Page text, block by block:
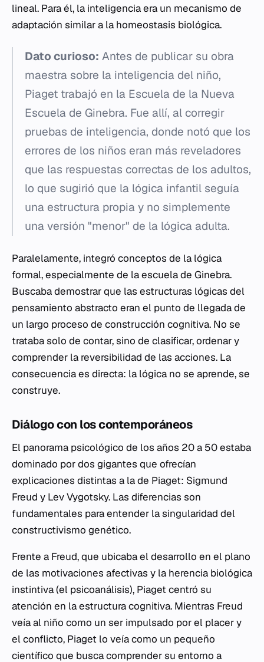
lineal. Para él, la inteligencia era un mecanismo de
adaptación similar a la homeostasis biológica.
Dato curioso: Antes de publicar su obra
maestra sobre la inteligencia del niño,
Piaget trabajó en la Escuela de la Nueva
Escuela de Ginebra. Fue allí, al corregir
pruebas de inteligencia, donde notó que los
errores de los niños eran más reveladores
que las respuestas correctas de los adultos,
lo que sugirió que la lógica infantil seguía
una estructura propia y no simplemente
una versión "menor" de la lógica adulta.
Paralelamente, integró conceptos de la lógica
formal, especialmente de la escuela de Ginebra.
Buscaba demostrar que las estructuras lógicas del
pensamiento abstracto eran el punto de llegada de
un largo proceso de construcción cognitiva. No se
trataba solo de contar, sino de clasificar, ordenar y
comprender la reversibilidad de las acciones. La
consecuencia es directa: la lógica no se aprende, se
construye.
Diálogo con los contemporáneos
El panorama psicológico de los años 20 a 50 estaba
dominado por dos gigantes que ofrecían
explicaciones distintas a la de Piaget: Sigmund
Freud y Lev Vygotsky. Las diferencias son
fundamentales para entender la singularidad del
constructivismo genético.
Frente a Freud, que ubicaba el desarrollo en el plano
de las motivaciones afectivas y la herencia biológica
instintiva (el psicoanálisis), Piaget centró su
atención en la estructura cognitiva. Mientras Freud
veía al niño como un ser impulsado por el placer y
el conflicto, Piaget lo veía como un pequeño
científico que busca comprender su entorno a